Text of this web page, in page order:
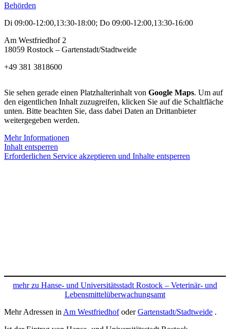
Behörden
Di 09:00-12:00,13:30-18:00; Do 09:00-12:00,13:30-16:00
Am Westfriedhof 2
18059 Rostock – Gartenstadt/Stadtweide
+49 381 3818600
Sie sehen gerade einen Platzhalterinhalt von Google Maps. Um auf
den eigentlichen Inhalt zuzugreifen, klicken Sie auf die Schaltfläche
unten. Bitte beachten Sie, dass dabei Daten an Drittanbieter
weitergegeben werden.
Mehr Informationen
Inhalt entsperren
Erforderlichen Service akzeptieren und Inhalte entsperren
mehr zu Hanse- und Universitätsstadt Rostock – Veterinär- und
Lebensmittelüberwachungsamt
Mehr Adressen in Am WestfriedhofoderGartenstadt/Stadtweide .